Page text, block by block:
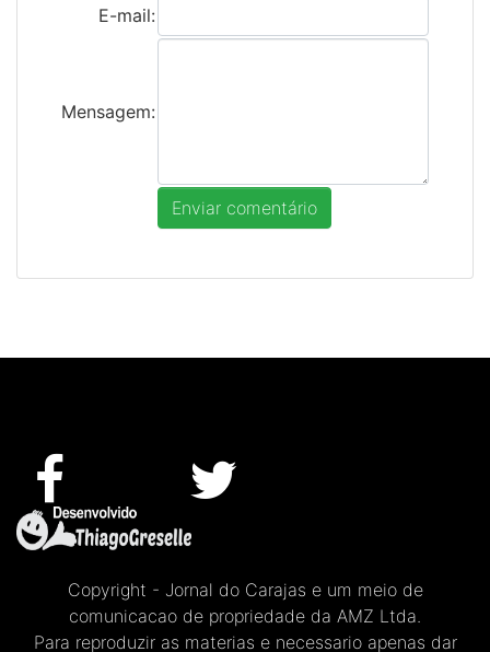
E-mail:
Mensagem:
Copyright - Jornal do Carajas e um meio de
comunicacao de propriedade da AMZ Ltda.
Para reproduzir as materias e necessario apenas dar